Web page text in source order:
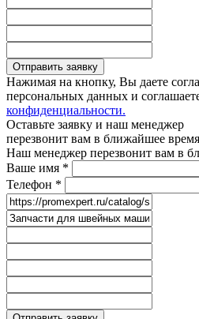
Отправить заявку
Нажимая на кнопку, Вы даете
персональных данных и
конфиденциальности.
Оставьте заявку и наш менеджер
перезвонит вам в ближайшее время
Наш менеджер перезвонит вам в
Ваше имя *
Телефон *